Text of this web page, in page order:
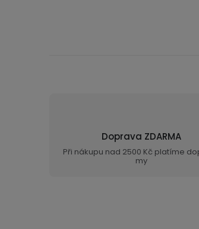
Doprava ZDARMA
Při nákupu nad 2500 Kč platíme
my